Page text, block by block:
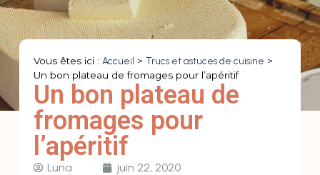
Vous êtes ici : Accueil > Trucs et astuces de cuisine >
Un bon plateau de fromages pour l’apéritif
Un bon plateau de
fromages pour
l’apéritif
Luna juin 22, 2020